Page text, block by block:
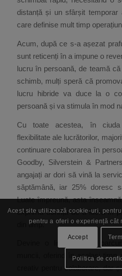
distanță și un sfârșit temporar
care definise mult timp
Acum, după ce s-a așezat
sunt reticenți în a impune o
lucru în persoană, de teamă
schimb, mulți speră că
lucru hibride va duce la o
persoană și va stimula în mod
Cu toate acestea, în
flexibilitate ale lucrătorilor,
continuare colaborarea în
Goodby, Silverstein &
angajați ar dori să vină la
săptămână, iar 25% doresc
Luate împreună, asta
exprimă dorința de a lucra în
din timp.
Devine o linie fină de
muncii, oferind în același timp
creativ pentru colaborare, dar
Acest site utilizează cookie-uri,
pentru a oferi o experiență cât
Accept
Politica de